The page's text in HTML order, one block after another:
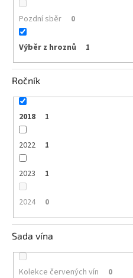
Pozdní sběr 0
Výběr z hroznů 1
Ročník
2018 1
2022 1
2023 1
2024 0
Sada vína
Kolekce červených vín 0